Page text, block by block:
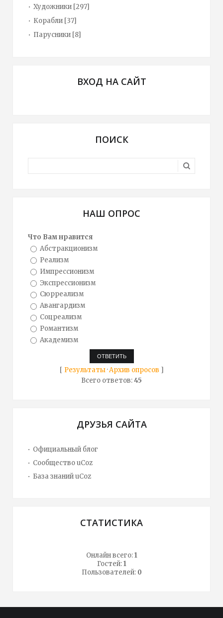
Художники [297]
Корабли [37]
Парусники [8]
ВХОД НА САЙТ
ПОИСК
НАШ ОПРОС
Что Вам нравится
Абстракционизм
Реализм
Импрессионизм
Экспрессионизм
Сюрреализм
Авангардизм
Соцреализм
Романтизм
Академизм
[ Результаты·Архив опросов ]
Всего ответов:45
ДРУЗЬЯ САЙТА
Официальный блог
Сообщество uCoz
База знаний uCoz
СТАТИСТИКА
Онлайн всего:1
Гостей:1
Пользователей: 0